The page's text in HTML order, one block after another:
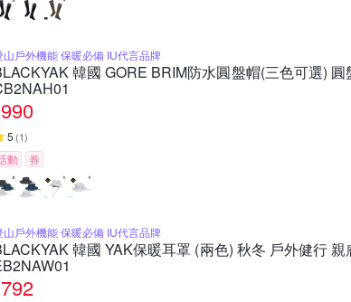
山戶外機能 保暖必備 IU代言品牌
韓國 GORE BRIM防水圓盤帽(三色可選)
990
5 (1)
動 券
山戶外機能 保暖必備 IU代言品牌
韓國 YAK保暖耳罩 (兩色) 秋冬 戶外健行
792